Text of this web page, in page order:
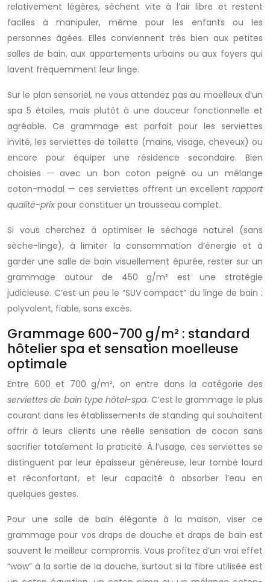
relativement légères, sèchent vite à l’air libre et restent
faciles à manipuler, même pour les enfants ou les
personnes âgées. Elles conviennent très bien aux petites
salles de bain, aux appartements urbains ou aux foyers qui
lavent fréquemment leur linge.
Sur le plan sensoriel, ne vous attendez pas au moelleux d’un
spa 5 étoiles, mais plutôt à une douceur fonctionnelle et
agréable. Ce grammage est parfait pour les serviettes
invité, les serviettes de toilette (mains, visage, cheveux) ou
encore pour équiper une résidence secondaire. Bien
choisies — avec un bon coton peigné ou un mélange
coton-modal — ces serviettes offrent un excellent rapport
qualité-prix pour constituer un trousseau complet.
Si vous cherchez à optimiser le séchage naturel (sans
sèche-linge), à limiter la consommation d’énergie et à
garder une salle de bain visuellement épurée, rester sur un
grammage autour de 450 g/m² est une stratégie
judicieuse. C’est un peu le “SUV compact” du linge de bain :
polyvalent, fiable, sans excès.
Grammage 600-700 g/m² : standard
hôtelier spa et sensation moelleuse
optimale
Entre 600 et 700 g/m², on entre dans la catégorie des
serviettes de bain type hôtel-spa. C’est le grammage le plus
courant dans les établissements de standing qui souhaitent
offrir à leurs clients une réelle sensation de cocon sans
sacrifier totalement la praticité. À l’usage, ces serviettes se
distinguent par leur épaisseur généreuse, leur tombé lourd
et réconfortant, et leur capacité à absorber l’eau en
quelques gestes.
Pour une salle de bain élégante à la maison, viser ce
grammage pour vos draps de douche et draps de bain est
souvent le meilleur compromis. Vous profitez d’un vrai effet
“wow” à la sortie de la douche, surtout si la fibre utilisée est